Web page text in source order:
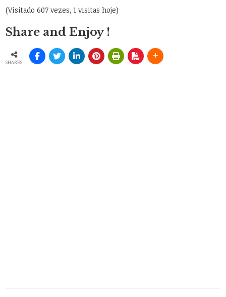
(Visitado 607 vezes, 1 visitas hoje)
Share and Enjoy !
SHARES